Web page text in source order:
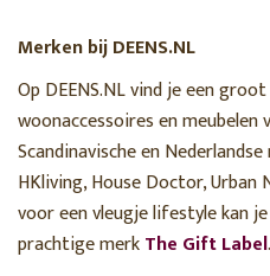
Merken bij DEENS.NL
Op DEENS.NL vind je een
woonaccessoires en meubelen
Scandinavische en
HKliving, House Doctor, Urban
voor een vleugje lifestyle kan
prachtige merkThe Gift Label.